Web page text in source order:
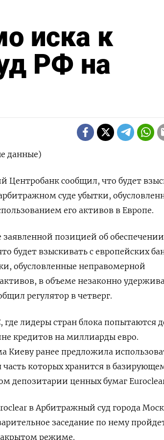
иска к
РФ на
данные)
Центробанк сообщил, что будет
суде убытки,
его активов в Европе.
заявленной позицией об обеспечении
будет взыскивать с европейских
обусловленные неправомерной
в объеме незаконно
регулятор в четверг.
лидеры стран блока попытаются
кредитов на миллиарды евро.
Киеву ранее предложила
которых хранится в
депозитарии ценных бумаг
в Арбитражный суд города
заседание по нему
режиме.